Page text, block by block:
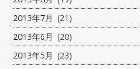
2013年7月 (21)
2013年6月 (20)
2013年5月 (23)